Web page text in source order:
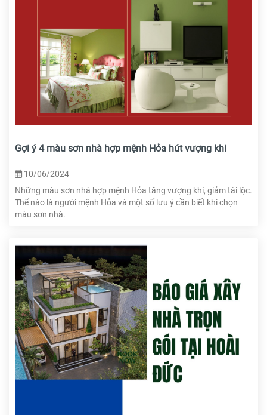
Gợi ý 4 màu sơn nhà hợp mệnh Hỏa hút vượng khí
10/06/2024
Những màu sơn nhà hợp mệnh Hỏa tăng vượng khí, giảm tài lộc.
Thế nào là người mệnh Hỏa và một số lưu ý cần biết khi chọn
màu sơn nhà.